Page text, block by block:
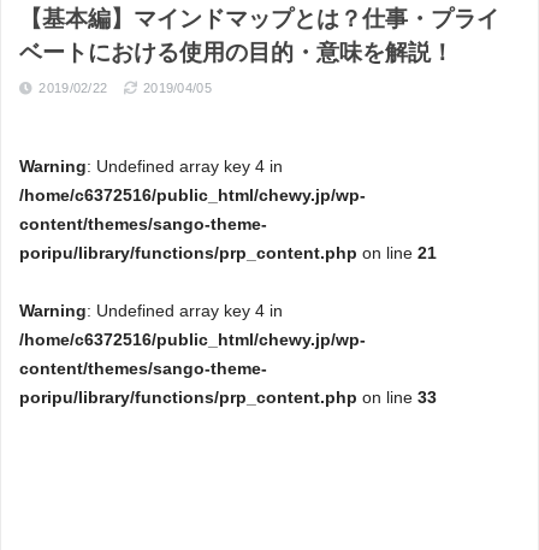
【基本編】マインドマップとは？仕事・プライ
ベートにおける使用の目的・意味を解説！
2019/02/22 2019/04/05
Warning: Undefined array key 4 in
/home/c6372516/public_html/chewy.jp/wp-
content/themes/sango-theme-
poripu/library/functions/prp_content.php on line 21
Warning: Undefined array key 4 in
/home/c6372516/public_html/chewy.jp/wp-
content/themes/sango-theme-
poripu/library/functions/prp_content.php on line 33